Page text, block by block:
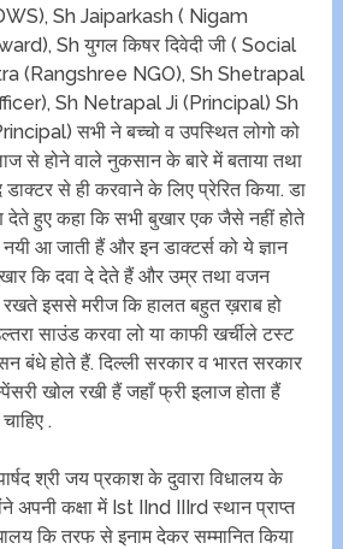
Sh Jaiparkash ( Nigam
Sh युगल किषर दिवेदी जी ( Social
(Rangshree NGO), Sh Shetrapal
Sh Netrapal Ji (Principal) Sh
सभी ने बच्चो व उपस्थित लोगो को
से होने वाले नुकसान के बारे में बताया तथा
से ही करवाने के लिए प्रेरित किया. डा
देते हुए कहा कि सभी बुखार एक जैसे नहीं होते
नयी आ जाती हैं और इन डाक्टर्स को ये ज्ञान
कि दवा दे देते हैं और उम्र तथा वजन
रखते इससे मरीज कि हालत बहुत ख़राब हो
साउंड करवा लो या काफी खर्चीले टस्ट
बंधे होते हैं. दिल्ली सरकार व भारत सरकार
खोल रखी हैं जहाँ फ्री इलाज होता हैं
.
श्री जय प्रकाश के दुवारा विधालय के
अपनी कक्षा में Ist IInd IIIrd स्थान प्राप्त
कि तरफ से इनाम देकर सम्मानित किया